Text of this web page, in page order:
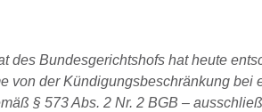
des Bundesgerichtshofs hat heute
von der Kündigungsbeschränkung bei
§ 573 Abs. 2 Nr. 2 BGB –